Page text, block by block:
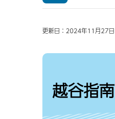
更新日：2024年11月27日
越谷指